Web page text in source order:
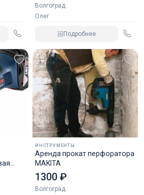
Волгоград
Олег
Подробнее
ИНСТРУМЕНТЫ
Аренда прокат перфоратора
MAKITA
1300 ₽
Волгоград